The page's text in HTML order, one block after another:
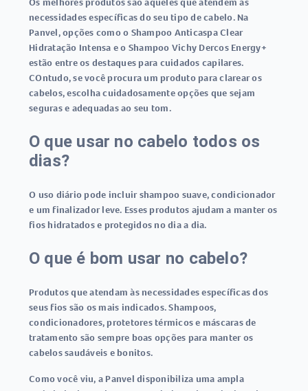
necessidades específicas do seu tipo de cabelo. Na
Panvel, opções como o Shampoo Anticaspa Clear
Hidratação Intensa e o Shampoo Vichy Dercos Energy+
estão entre os destaques para cuidados capilares.
COntudo, se você procura um produto para clarear os
cabelos, escolha cuidadosamente opções que sejam
seguras e adequadas ao seu tom.
O que usar no cabelo todos os
dias?
O uso diário pode incluir shampoo suave, condicionador
e um finalizador leve. Esses produtos ajudam a manter os
fios hidratados e protegidos no dia a dia.
O que é bom usar no cabelo?
Produtos que atendam às necessidades específicas dos
seus fios são os mais indicados. Shampoos,
condicionadores, protetores térmicos e máscaras de
tratamento são sempre boas opções para manter os
cabelos saudáveis e bonitos.
Como você viu, a Panvel disponibiliza uma ampla